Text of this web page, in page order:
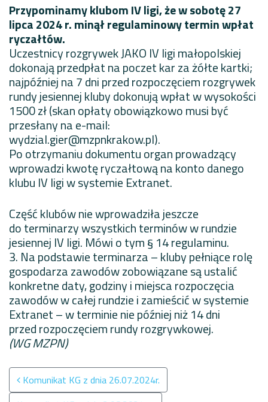
Przypominamy klubom IV ligi, że w sobotę 27
lipca 2024 r. minął regulaminowy termin wpłat
ryczałtów.
Uczestnicy rozgrywek JAKO IV ligi małopolskiej
dokonają przedpłat na poczet kar za żółte kartki;
najpóźniej na 7 dni przed rozpoczęciem rozgrywek
rundy jesiennej kluby dokonują wpłat w wysokości
1500 zł (skan opłaty obowiązkowo musi być
przesłany na e-mail:
wydzial.gier@mzpnkrakow.pl).
Po otrzymaniu dokumentu organ prowadzący
wprowadzi kwotę ryczałtową na konto danego
klubu IV ligi w systemie Extranet.
Część klubów nie wprowadziła jeszcze
do terminarzy wszystkich terminów w rundzie
jesiennej IV ligi. Mówi o tym § 14 regulaminu.
3. Na podstawie terminarza – kluby pełniące rolę
gospodarza zawodów zobowiązane są ustalić
konkretne daty, godziny i miejsca rozpoczęcia
zawodów w całej rundzie i zamieścić w systemie
Extranet – w terminie nie później niż 14 dni
przed rozpoczęciem rundy rozgrywkowej.
(WG MZPN)
Nawigacja po wpisach
Komunikat KG z dnia 26.07.2024r.